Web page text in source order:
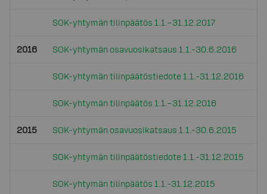
SOK-yhtymän tilinpäätös 1.1.–31.12.2017
2016 SOK-yhtymän osavuosikatsaus 1.1.-30.6.2016
SOK-yhtymän tilinpäätöstiedote 1.1.-31.12.2016
SOK-yhtymän tilinpäätös 1.1.–31.12.2016
2015 SOK-yhtymän osavuosikatsaus 1.1.-30.6.2015
SOK-yhtymän tilinpäätöstiedote 1.1.-31.12.2015
SOK-yhtymän tilinpäätös 1.1.-31.12.2015